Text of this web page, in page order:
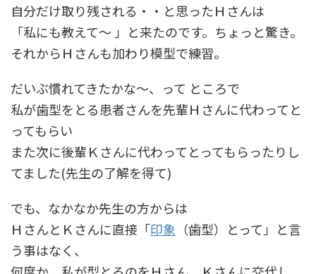
自分だけ取り残される・・と思ったＨさんは
「私にも教えて～ 」と来たのです。ちょっと驚き。
それからＨさんも加わり模型で練習。
だいぶ慣れてきたかな～、って ところで
私が歯型をとる患者さんを先輩Ｈさんに代わってと
ってもらい
また次に後輩Ｋさんに代わってとってもらったりし
てました(先生の了解を得て)
でも、なかなか先生の方からは
ＨさんとＫさんに直接「印象 （歯型）とって」と言
う事はなく、